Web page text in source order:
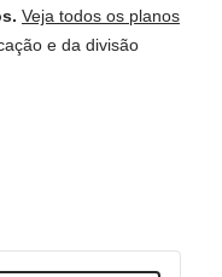
Veja todos os planos
e da divisão